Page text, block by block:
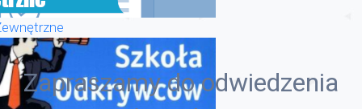
Zapraszamy do odwiedzenia